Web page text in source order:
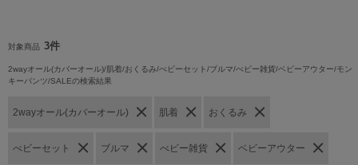
対象商品 3件
2wayオール(カバーオール)/肌着/おくるみ/べビーセット/ブルマ/べビー雑貨/ベビーアウター/モン
キーパンツ/SALEの検索結果
2wayオール(カバーオール) 肌着 おくるみ
べビーセット ブルマ べビー雑貨 ベビーアウター